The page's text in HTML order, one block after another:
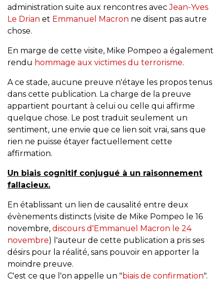
administration suite aux rencontres avecJean-Yves
Le Drian et Emmanuel Macron ne disent pas autre
chose.
En marge de cette visite, Mike Pompeo a également
rendu hommage aux victimes du terrorisme.
A ce stade, aucune preuve n'étaye les propos tenus
dans cette publication. La charge de la preuve
appartient pourtant à celui ou celle qui affirme
quelque chose. Le post traduit seulement un
sentiment, une envie que ce lien soit vrai, sans que
rien ne puisse étayer factuellement cette
affirmation.
Un biais cognitif conjugué à un raisonnement
fallacieux.
En établissant un lien de causalité entre deux
évènements distincts (visite de Mike Pompeo le 16
novembre, discours d'Emmanuel Macron le 24
novembre) l'auteur de cette publication a pris ses
désirs pour la réalité, sans pouvoir en apporter la
moindre preuve.
C'est ce que l'on appelle un "biais de confirmation".